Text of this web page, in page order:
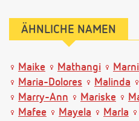
ÄHNLICHE NAMEN
Maike Mathangi
Maria-Dolores
Malinda
Marry-Ann
Mariske
Mafee
Mayela Marla